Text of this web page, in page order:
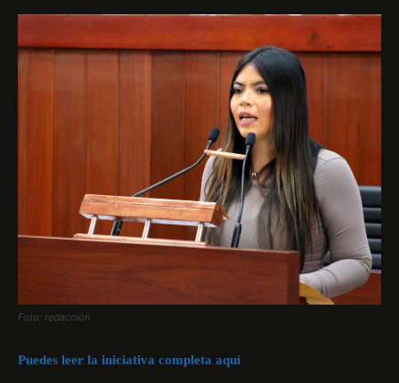
Foto: redacción
Puedes leer la iniciativa completa aquí